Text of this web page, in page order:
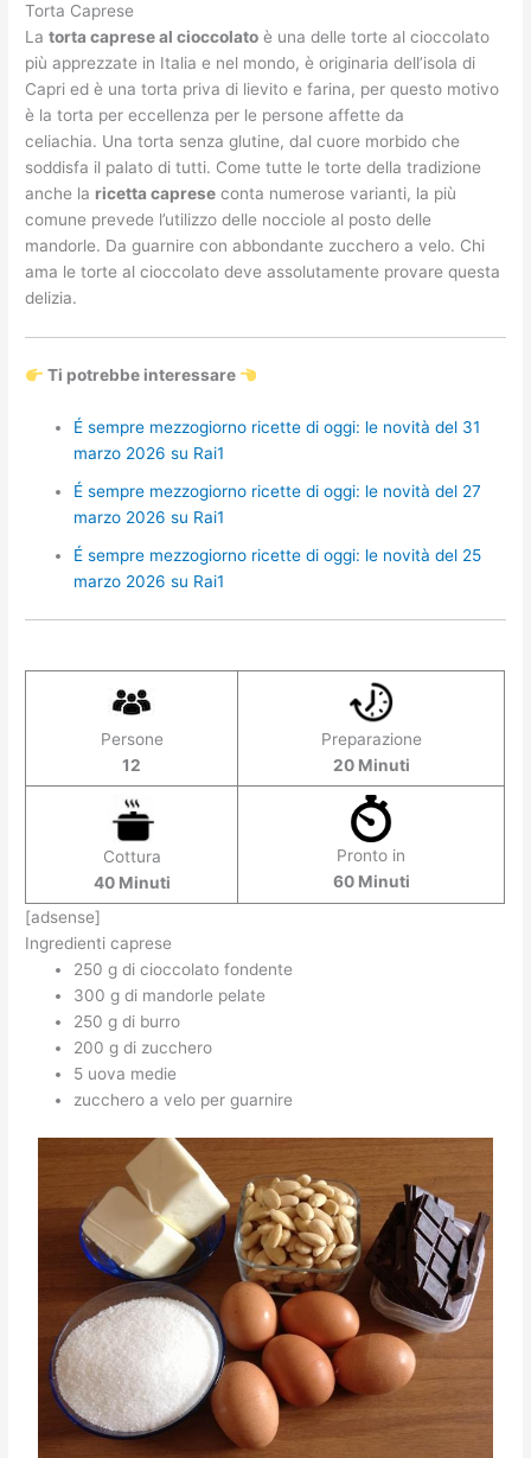
Torta Caprese
Latorta caprese al cioccolato è una delle torte al cioccolato
più apprezzate in Italia e nel mondo, è originaria dell’isola di
Capri ed è una torta priva di lievito e farina, per questo motivo
è la torta per eccellenza per le persone affette da
celiachia. Una torta senza glutine, dal cuore morbido che
soddisfa il palato di tutti. Come tutte le torte della tradizione
anche la ricetta caprese conta numerose varianti, la più
comune prevede l’utilizzo delle nocciole al posto delle
mandorle. Da guarnire con abbondante zucchero a velo. Chi
ama le torte al cioccolato deve assolutamente provare questa
delizia.
Ti potrebbe interessare
É sempre mezzogiorno ricette di oggi: le novità del 31
marzo 2026 su Rai1
É sempre mezzogiorno ricette di oggi: le novità del 27
marzo 2026 su Rai1
É sempre mezzogiorno ricette di oggi: le novità del 25
marzo 2026 su Rai1
Persone
12
Preparazione
20 Minuti
Cottura
40 Minuti
Pronto in
60 Minuti
[adsense]
Ingredienti caprese
250 g di cioccolato fondente
300 g di mandorle pelate
250 g di burro
200 g di zucchero
5 uova medie
zucchero a velo per guarnire